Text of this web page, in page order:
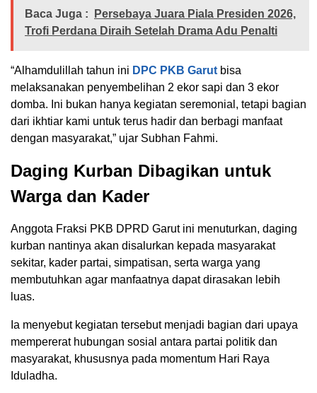
Baca Juga :
Persebaya Juara Piala Presiden 2026,
Trofi Perdana Diraih Setelah Drama Adu Penalti
“Alhamdulillah tahun ini DPC PKB Garut bisa
melaksanakan penyembelihan 2 ekor sapi dan 3 ekor
domba. Ini bukan hanya kegiatan seremonial, tetapi bagian
dari ikhtiar kami untuk terus hadir dan berbagi manfaat
dengan masyarakat,” ujar Subhan Fahmi.
Daging Kurban Dibagikan untuk
Warga dan Kader
Anggota Fraksi PKB DPRD Garut ini menuturkan, daging
kurban nantinya akan disalurkan kepada masyarakat
sekitar, kader partai, simpatisan, serta warga yang
membutuhkan agar manfaatnya dapat dirasakan lebih
luas.
Ia menyebut kegiatan tersebut menjadi bagian dari upaya
mempererat hubungan sosial antara partai politik dan
masyarakat, khususnya pada momentum Hari Raya
Iduladha.